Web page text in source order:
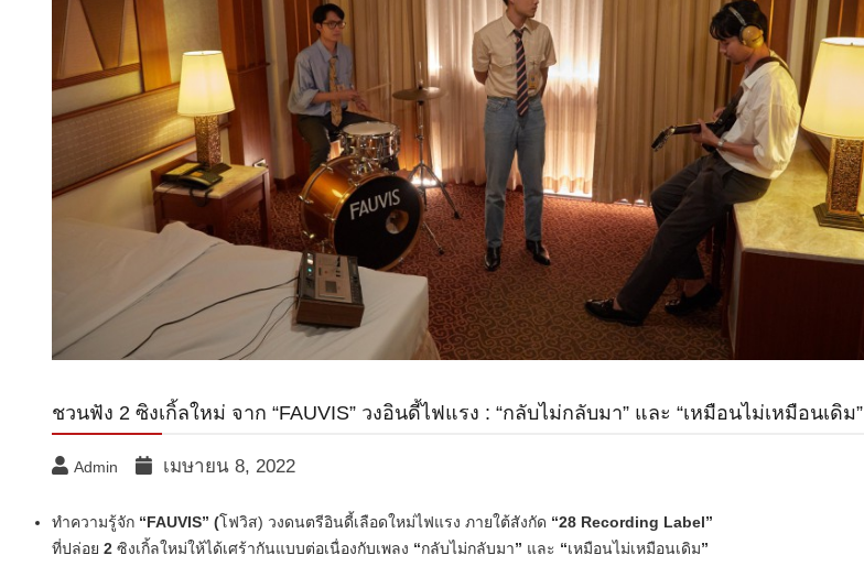
ชวนฟัง 2 ซิงเกิ้ลใหม่ จาก “FAUVIS” วงอินดี้ไฟแรง : “กลับไม่กลับมา” และ “เหมือนไม่เหมือนเดิม”
Admin เมษายน 8, 2022
ทำความรู้จัก “FAUVIS” (โฟวิส) วงดนตรีอินดี้เลือดใหม่ไฟแรง ภายใต้สังกัด “28 Recording Label”
ที่ปล่อย 2 ซิงเกิ้ลใหม่ให้ได้เศร้ากันแบบต่อเนื่องกับเพลง “กลับไม่กลับมา” และ “เหมือนไม่เหมือนเดิม”